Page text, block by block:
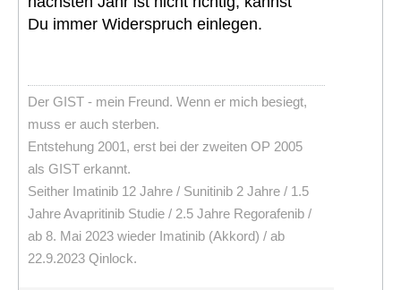
Du immer Widerspruch einlegen.
Der GIST - mein Freund. Wenn er mich besiegt,
muss er auch sterben.
Entstehung 2001, erst bei der zweiten OP 2005
als GIST erkannt.
Seither Imatinib 12 Jahre / Sunitinib 2 Jahre / 1.5
Jahre Avapritinib Studie / 2.5 Jahre Regorafenib /
ab 8. Mai 2023 wieder Imatinib (Akkord) / ab
22.9.2023 Qinlock.